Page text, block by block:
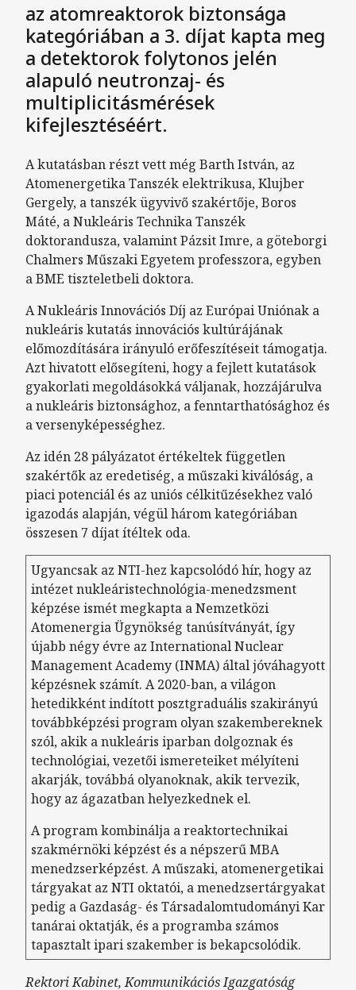
az atomreaktorok biztonsága
kategóriában a 3. díjat kapta meg
a detektorok folytonos jelén
alapuló neutronzaj- és
multiplicitásmérések
kifejlesztéséért.
A kutatásban részt vett még Barth István, az
Atomenergetika Tanszék elektrikusa, Klujber
Gergely, a tanszék ügyvivő szakértője, Boros
Máté, a Nukleáris Technika Tanszék
doktorandusza, valamint Pázsit Imre, a göteborgi
Chalmers Műszaki Egyetem professzora, egyben
a BME tiszteletbeli doktora.
A Nukleáris Innovációs Díj az Európai Uniónak a
nukleáris kutatás innovációs kultúrájának
előmozdítására irányuló erőfeszítéseit támogatja.
Azt hivatott elősegíteni, hogy a fejlett kutatások
gyakorlati megoldásokká váljanak, hozzájárulva
a nukleáris biztonsághoz, a fenntarthatósághoz és
a versenyképességhez.
Az idén 28 pályázatot értékeltek független
szakértők az eredetiség, a műszaki kiválóság, a
piaci potenciál és az uniós célkitűzésekhez való
igazodás alapján, végül három kategóriában
összesen 7 díjat ítéltek oda.
Ugyancsak az NTI-hez kapcsolódó hír, hogy az
intézet nukleáristechnológia-menedzsment
képzése ismét megkapta a Nemzetközi
Atomenergia Ügynökség tanúsítványát, így
újabb négy évre az International Nuclear
Management Academy (INMA) által jóváhagyott
képzésnek számít. A 2020-ban, a világon
hetedikként indított posztgraduális szakirányú
továbbképzési program olyan szakembereknek
szól, akik a nukleáris iparban dolgoznak és
technológiai, vezetői ismereteiket mélyíteni
akarják, továbbá olyanoknak, akik tervezik,
hogy az ágazatban helyezkednek el.
A program kombinálja a reaktortechnikai
szakmérnöki képzést és a népszerű MBA
menedzserképzést. A műszaki, atomenergetikai
tárgyakat az NTI oktatói, a menedzsertárgyakat
pedig a Gazdaság- és Társadalomtudományi Kar
tanárai oktatják, és a programba számos
tapasztalt ipari szakember is bekapcsolódik.
Rektori Kabinet, Kommunikációs Igazgatóság